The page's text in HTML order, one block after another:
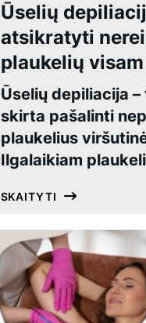
Ūselių
atsikratyti
plaukelių
Ūselių depiliacija
skirta pašalinti
plaukelius
Ilgalaikiam
SKAITYTI